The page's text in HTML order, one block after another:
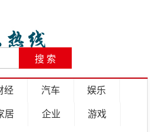
经 汽车 娱乐
居 企业 游戏